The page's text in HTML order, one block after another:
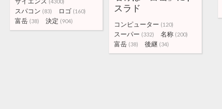
スパコン (83) ロゴ (160)
富岳 (38) 決定 (904)
スラド
コンピューター (120)
スーパー (332) 名称 (200)
富岳 (38) 後継 (34)